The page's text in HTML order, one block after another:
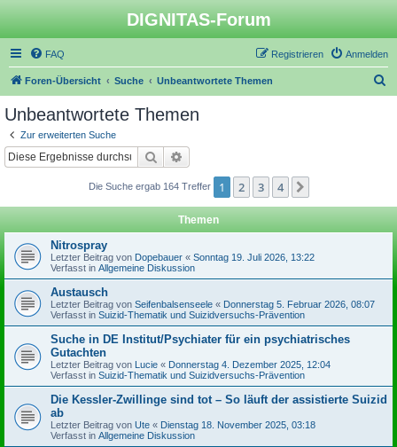
DIGNITAS-Forum
FAQ Anmelden
Registrieren
Foren-Übersicht Suche Unbeantwortete Themen
Unbeantwortete Themen
Zur erweiterten Suche
Suche
Die Suche ergab 164 Treffer 1 2 3 4
Themen
Nitrospray
Letzter Beitrag von Dopebauer « Sonntag 19. Juli 2026, 13:22
Verfasst in Allgemeine Diskussion
Austausch
Letzter Beitrag von Seifenbalsenseele « Donnerstag 5. Februar 2026, 08:07
Verfasst in Suizid-Thematik und Suizidversuchs-Prävention
Suche in DE Institut/Psychiater für ein psychiatrisches
Gutachten
Letzter Beitrag von Lucie « Donnerstag 4. Dezember 2025, 12:04
Verfasst in Suizid-Thematik und Suizidversuchs-Prävention
Die Kessler-Zwillinge sind tot – So läuft der assistierte Suizid
ab
Letzter Beitrag von Ute « Dienstag 18. November 2025, 03:18
Verfasst in Allgemeine Diskussion